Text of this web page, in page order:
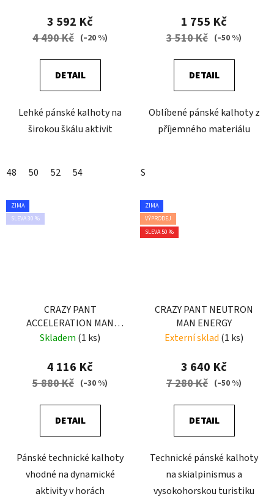
3 592 Kč
4 490 Kč (–20 %)
DETAIL
Lehké pánské kalhoty na
širokou škálu aktivit
48 50 52 54
1 755 Kč
3 510 Kč (–50 %)
DETAIL
Oblíbené pánské kalhoty z
příjemného materiálu
S
ZIMA
SLEVA 30 %
CRAZY PANT
ACCELERATION MAN
BLACK
Skladem (1 ks)
4 116 Kč
5 880 Kč (–30 %)
DETAIL
Pánské technické kalhoty
vhodné na dynamické
aktivity v horách
ZIMA
VÝPRODEJ
SLEVA 50 %
CRAZY PANT NEUTRON
MAN ENERGY
Externí sklad (1 ks)
3 640 Kč
7 280 Kč (–50 %)
DETAIL
Technické pánské kalhoty
na skialpinismus a
vysokohorskou turistiku